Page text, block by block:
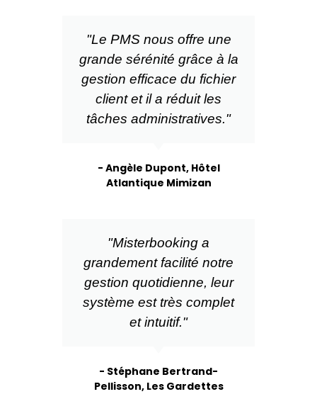
"Le PMS nous offre une
grande sérénité grâce à la
gestion efficace du fichier
client et il a réduit les
tâches administratives."
- Angèle Dupont, Hôtel
Atlantique Mimizan
"Misterbooking a
grandement facilité notre
gestion quotidienne, leur
système est très complet
et intuitif."
- Stéphane Bertrand-
Pellisson, Les Gardettes